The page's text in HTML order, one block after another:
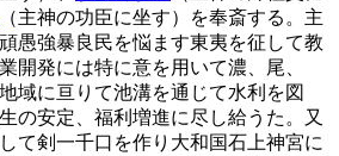
（主神の功臣に坐す）を奉斎する。主
愚強暴良民を悩ます東夷を征して教
開発には特に意を用いて濃、尾、
域に亘りて池溝を通じて水利を図
の安定、福利増進に尽し給うた。又
て剣一千口を作り大和国石上神宮に